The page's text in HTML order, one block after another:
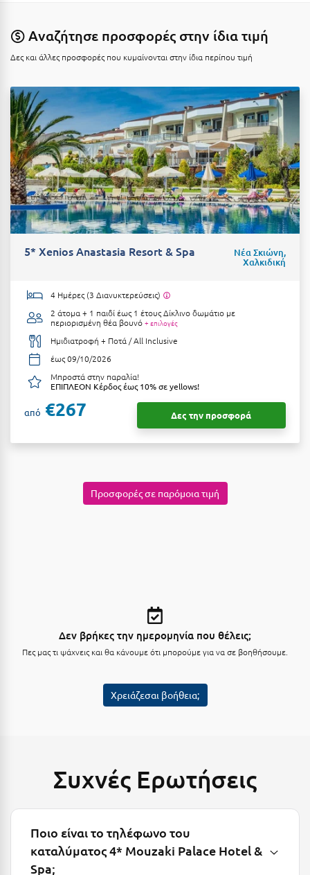
Μετέωρα
Μήλος
Μονεμβασιά
Μουζάκι
Μπαλί Κρήτης
Μπάνσκο
Μπούκα Μεσσηνίας
Μύκονος
Μυτιλήνη
Νάξος
Ναύπλιο
Νέα Στύρα Εύβοιας
Ορεινή Αρκαδία
Παράλιο Άστρος
Αναζήτησε προσφορές στην ίδια τιμή
Δες και άλλες προσφορές που κυμαίνονται στην ίδια περίπου τιμή
5* Xenios Anastasia Resort & Spa Νέα Σκιώνη,
Χαλκιδική
4 Ημέρες (3 Διανυκτερεύσεις)
2 άτομα + 1 παιδί έως 1 έτουςΔίκλινο δωμάτιο με
περιορισμένη θέα βουνό + επιλογές
Ημιδιατροφή + Ποτά / All Inclusive
έως 09/10/2026
Μπροστά στην παραλία!
ΕΠΙΠΛΕΟΝ Κέρδος έως 10% σε yellows!
από €267 Δες την προσφορά
Προσφορές σε παρόμοια τιμή
Δεν βρήκες την ημερομηνία που θέλεις;
Πες μας τι ψάχνεις και θα κάνουμε ότι μπορούμε για να σε βοηθήσουμε.
Χρειάζεσαι βοήθεια;
Συχνές Ερωτήσεις
Ποιο είναι το τηλέφωνο του
καταλύματος 4* Mouzaki Palace Hotel &
Spa;